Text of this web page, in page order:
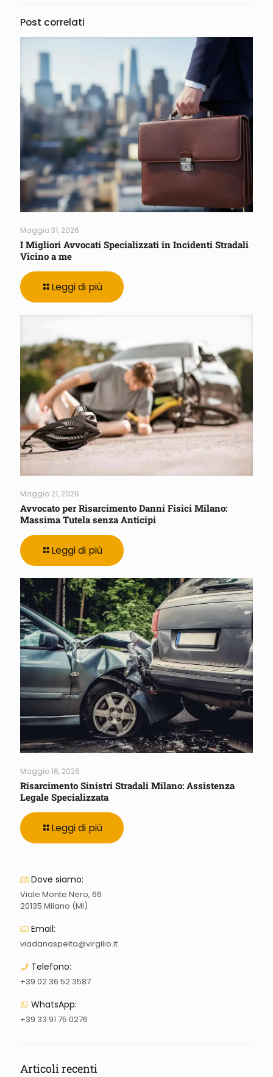
Post correlati
Maggio 31, 2026
I Migliori Avvocati Specializzati in Incidenti Stradali
Vicino a me
Leggi di più
Maggio 21, 2026
Avvocato per Risarcimento Danni Fisici Milano:
Massima Tutela senza Anticipi
Leggi di più
Maggio 16, 2026
Risarcimento Sinistri Stradali Milano: Assistenza
Legale Specializzata
Leggi di più
Dove siamo:
Viale Monte Nero, 66
20135 Milano (MI)
Email:
viadanaspelta@virgilio.it
Telefono:
+39 02 36 52 3587
WhatsApp:
+39 33 91 75 0276
Articoli recenti